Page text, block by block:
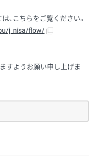
、こちらをご覧ください。
j_nisa/flow/
すようお願い申し上げま